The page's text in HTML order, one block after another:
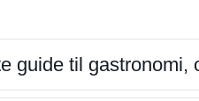
guide til gastronomi,